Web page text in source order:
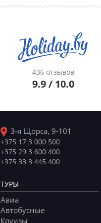
436 отзывов
9.9 / 10.0
3-я Щорса, 9-101
+375 17 3 000 500
+375 29 3 600 400
+375 33 3 445 400
ТУРЫ
Авиа
Автобусные
Круизы